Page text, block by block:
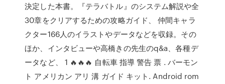
決定した本書。『テラバトル』のシステム解説や全
30章をクリアするための攻略ガイド、 仲間キャラ
クター166人のイラストやデータなどを収録。その
ほか、インタビューや高橋きの先生のq&a、各種デ
ータなど、 1 🔥🔥🔥 自転車 指導 警告 票 . バーモン
ト アメリカン アリ 溝 ガイド キット. Android rom